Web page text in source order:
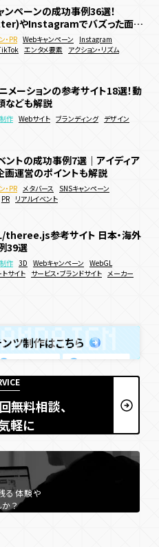
ンペーンの成功事例36選！
やInstagramでバズった面白
紹介
・PR Webキャンペーン
Instagram
エンタメ要素 アクション・リズム
メーションの参考サイト18選！動
なども解説
作 Webサイト ブランディング デザイン
ントの成功事例7選｜アイディア
画運営のポイントも解説
・PR メタバース
SNSキャンペーン
PR リアルイベント
theree.js参考サイト 日本・海外
39選
作 3D Webキャンペーン WebGL
サイト
サービス・ブランドサイト メーカー
は？仕組みやできること、対応ブ
ついて簡単に解説！
3D WebGL Webサイト ブランディング
ECサイト Webサービス
メーションの参考サイト18選！動
なども解説
作 Webサイト ブランディング デザイン
トに3Dアニメーションを導入した
方やメリットを徹底解説
作 3D WebGL
Webサイト
ン
サービス・ブランドサイト
事例を業種別に徹底解説！国内・
功事例を網羅
PR Instagram ブランディング
ーン PR
トに3Dアニメーションを導入した
やメリットを徹底解説
作 3D WebGL Webサイト
ン サービス・ブランドサイト メーカー
るWebサイトの作り方は？メリッ
ットも解説
作 Webサイト ブランディング 販売促進
ペーン事例20選を紹介！メリット
法も解説！
ンプラリー 認知拡大 販売促進
ン
人気投票・ランキング
で効果的な販促キャンペーン施
効果的な実施方法などを解説
PR Webキャンペーン ECサイト 決済機能
ツ制作はこちら
無料相談、
軽に
る体験や
か？